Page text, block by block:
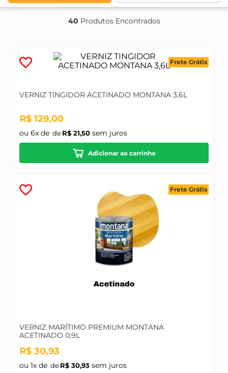
40 Produtos
Frete Grátis
VERNIZ TINGIDOR ACETINADO MONTANA 3,6L
R$ 129,00
ou 6x de R$ 21,50sem juros
Adicionar ao carrinho
Frete Grátis
VERNIZ MARÍTIMO PREMIUM MONTANA
ACETINADO 0,9L
R$ 30,93
ou 1x de R$ 30,93sem juros